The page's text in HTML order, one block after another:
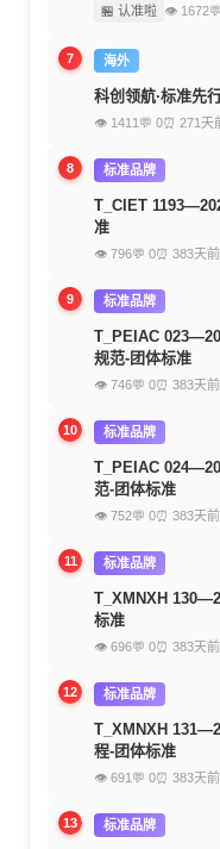
🏪 认准啦 👁 1672
7 海外
科创领航·标准先
👁 1411 💬 0⏰ 271天
8 标准品牌
T_CIET
准
👁 796💬 0⏰ 383天前
9 标准品牌
T_PEIAC
规范-团体标准
👁 746💬 0⏰ 383天前
10 标准品牌
T_PEIAC
范-团体标准
👁 752💬 0⏰ 383天前
11 标准品牌
T_XMNXH
标准
👁 696💬 0⏰ 383天前
12 标准品牌
T_XMNXH
程-团体标准
👁 691 💬 0⏰ 383天前
13 标准品牌